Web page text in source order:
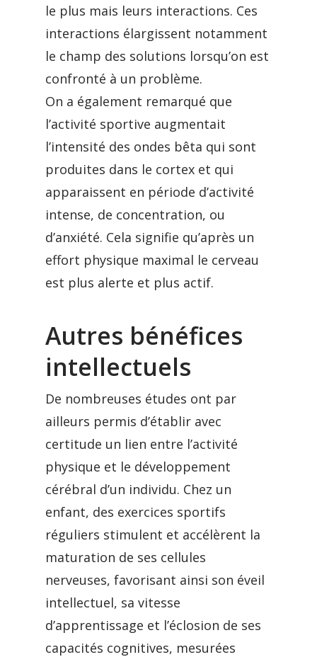
le plus mais leurs interactions. Ces
interactions élargissent notamment
le champ des solutions lorsqu’on est
confronté à un problème.
On a également remarqué que
l’activité sportive augmentait
l’intensité des ondes bêta qui sont
produites dans le cortex et qui
apparaissent en période d’activité
intense, de concentration, ou
d’anxiété. Cela signifie qu’après un
effort physique maximal le cerveau
est plus alerte et plus actif.
Autres bénéfices
intellectuels
De nombreuses études ont par
ailleurs permis d’établir avec
certitude un lien entre l’activité
physique et le développement
cérébral d’un individu. Chez un
enfant, des exercices sportifs
réguliers stimulent et accélèrent la
maturation de ses cellules
nerveuses, favorisant ainsi son éveil
intellectuel, sa vitesse
d’apprentissage et l’éclosion de ses
capacités cognitives, mesurées